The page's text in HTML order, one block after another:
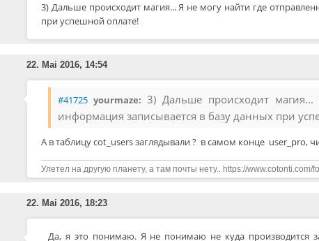
3) Дальше происходит магия... Я не могу найти где
при успешной оплате!
22. Mai 2016, 14:54
#41725 yourmaze: 3) Дальше происходит
информация записывается в базу данных при
А в таблицу cot_users заглядывали ? в самом конце user_pro,
Улетел на другую планету, а там почты нету.. https://www.cotonti.com/
22. Mai 2016, 18:23
Да, я это понимаю. Я не понимаю не куда производится